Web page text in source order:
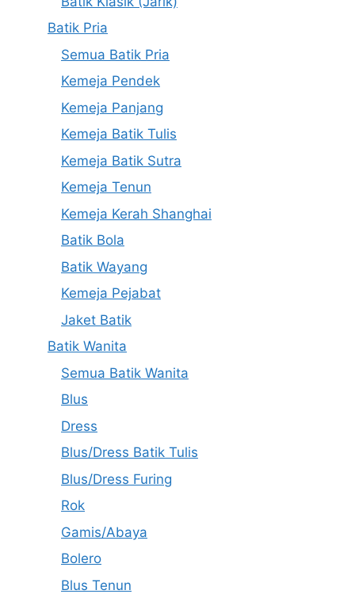
Batik Pria
Semua Batik Pria
Kemeja Pendek
Kemeja Panjang
Kemeja Batik Tulis
Kemeja Batik Sutra
Kemeja Tenun
Kemeja Kerah Shanghai
Batik Bola
Batik Wayang
Kemeja Pejabat
Jaket Batik
Batik Wanita
Semua Batik Wanita
Blus
Dress
Blus/Dress Batik Tulis
Blus/Dress Furing
Rok
Gamis/Abaya
Bolero
Blus Tenun